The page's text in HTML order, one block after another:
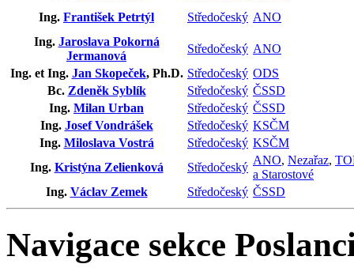
Ing. František Petrtýl Středočeský ANO
Ing. Jaroslava Pokorná
Jermanová
Středočeský ANO
Ing. et Ing. Jan Skopeček, Ph.D. Středočeský ODS
Bc. Zdeněk Syblík Středočeský ČSSD
Ing. Milan Urban Středočeský ČSSD
Ing. Josef Vondrášek Středočeský KSČM
Ing. Miloslava Vostrá Středočeský KSČM
Ing. Kristýna Zelienková Středočeský
ANO, Nezařaz,
a Starostové
Ing. Václav Zemek Středočeský ČSSD
Navigace sekce